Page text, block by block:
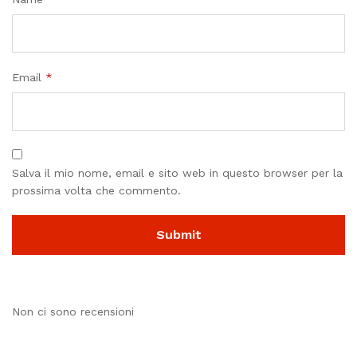
Email *
Salva il mio nome, email e sito web in questo browser per la
prossima volta che commento.
Non ci sono recensioni